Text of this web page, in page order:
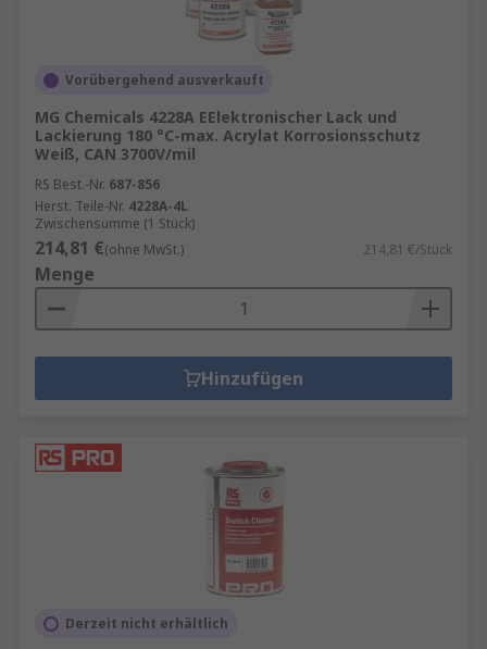
Vorübergehend ausverkauft
MG Chemicals 4228A EElektronischer Lack und
Lackierung 180 °C-max. Acrylat Korrosionsschutz
Weiß, CAN 3700V/mil
RS Best.-Nr. 687-856
Herst. Teile-Nr. 4228A-4L
Zwischensumme (1 Stück)
214,81 €(ohne MwSt.) 214,81 €/Stück
Menge
Hinzufügen
Derzeit nicht erhältlich